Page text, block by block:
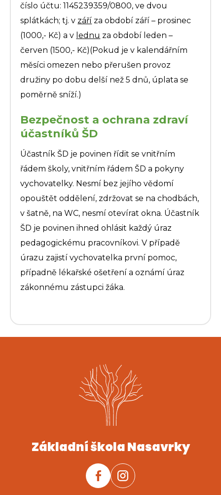
číslo účtu: 1145239359/0800, ve dvou
splátkách; tj. v září za období září – prosinec
(1000,- Kč) a v lednu za období leden –
červen (1500,- Kč)(Pokud je v kalendářním
měsíci omezen nebo přerušen provoz
družiny po dobu delší než 5 dnů, úplata se
poměrně sníží.)
Bezpečnost a ochrana zdraví
účastníků ŠD
Účastník ŠD je povinen řídit se vnitřním
řádem školy, vnitřním řádem ŠD a pokyny
vychovatelky. Nesmí bez jejího vědomí
opouštět oddělení, zdržovat se na chodbách,
v šatně, na WC, nesmí otevírat okna. Účastník
ŠD je povinen ihned ohlásit každý úraz
pedagogickému pracovníkovi. V případě
úrazu zajistí vychovatelka první pomoc,
případně lékařské ošetření a oznámí úraz
zákonnému zástupci žáka.
Základní škola Nasavrky